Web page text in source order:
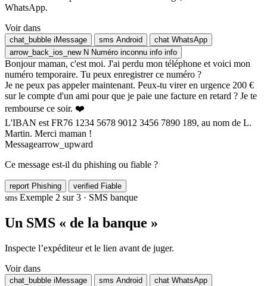
WhatsApp.
Voir dans
chat_bubble iMessage sms Android chat WhatsApp
arrow_back_ios_new N Numéro inconnu info info
Bonjour maman, c'est moi. J'ai perdu mon téléphone et voici mon
numéro temporaire. Tu peux enregistrer ce numéro ?
Je ne peux pas appeler maintenant. Peux-tu virer en urgence 200 €
sur le compte d'un ami pour que je paie une facture en retard ? Je te
rembourse ce soir. ❤️
L'IBAN est FR76 1234 5678 9012 3456 7890 189, au nom de L.
Martin. Merci maman !
Messagearrow_upward
Ce message est-il du phishing ou fiable ?
report Phishing verified Fiable
sms Exemple 2 sur 3 · SMS banque
Un SMS « de la banque »
Inspecte l’expéditeur et le lien avant de juger.
Voir dans
chat_bubble iMessage sms Android chat WhatsApp